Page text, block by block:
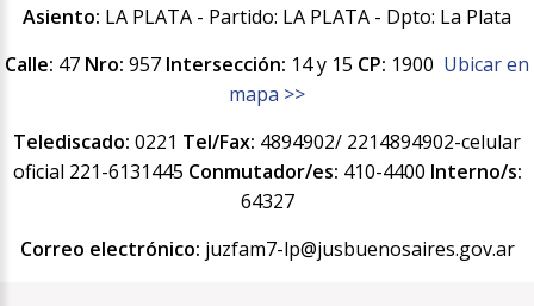
Asiento: LA PLATA - Partido: LA PLATA - Dpto: La Plata
Calle: 47 Nro: 957 Intersección: 14 y 15 CP: 1900 Ubicar en
mapa >>
Telediscado: 0221 Tel/Fax: 4894902/ 2214894902-celular
oficial 221-6131445 Conmutador/es: 410-4400 Interno/s:
64327
Correo electrónico: juzfam7-lp@jusbuenosaires.gov.ar